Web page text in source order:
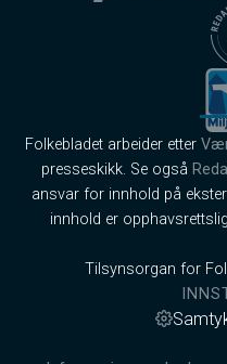
Folkebladet arbeider etter
presseskikk. Se også
ansvar for innhold på
innhold er
Tilsynsorgan for